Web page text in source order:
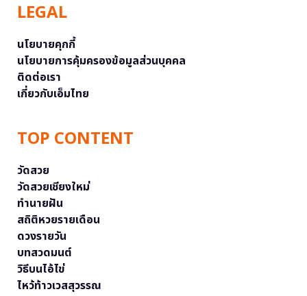
LEGAL
นโยบายคุกกี้
นโยบายการคุ้มครองข้อมูลส่วนบุคคล
ติดต่อเรา
เกี่ยวกับเอ็มไทย
TOP CONTENT
วัดสวย
วัดสวยเชียงใหม่
ทำนายฝัน
สถิติหวยรายเดือน
ดวงรายวัน
บทสวดมนต์
วิธีบนไอ้ไข่
ไหว้ท้าวเวสสุวรรณ